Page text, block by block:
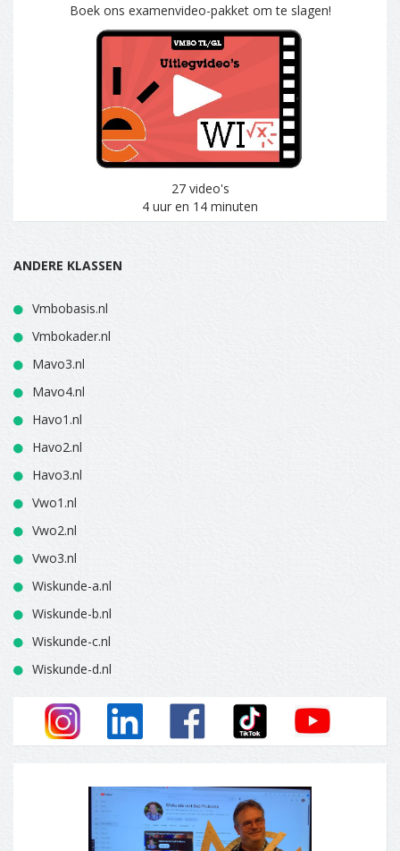
Boek ons examenvideo-pakket om te slagen!
27 video's
4 uur en 14 minuten
ANDERE KLASSEN
Vmbobasis.nl
Vmbokader.nl
Mavo3.nl
Mavo4.nl
Havo1.nl
Havo2.nl
Havo3.nl
Vwo1.nl
Vwo2.nl
Vwo3.nl
Wiskunde-a.nl
Wiskunde-b.nl
Wiskunde-c.nl
Wiskunde-d.nl